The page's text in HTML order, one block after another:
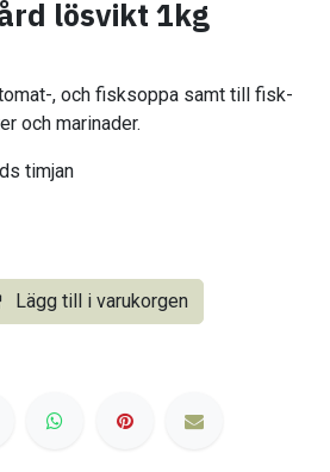
lösvikt 1kg
, och fisksoppa samt till fisk-
och marinader.
timjan
Lägg till i varukorgen